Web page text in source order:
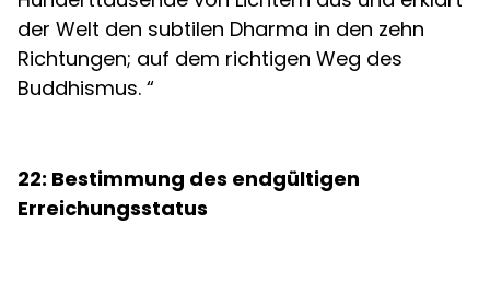
der Welt den subtilen Dharma in den zehn
Richtungen; auf dem richtigen Weg des
Buddhismus. “
22: Bestimmung des endgültigen
Erreichungsstatus